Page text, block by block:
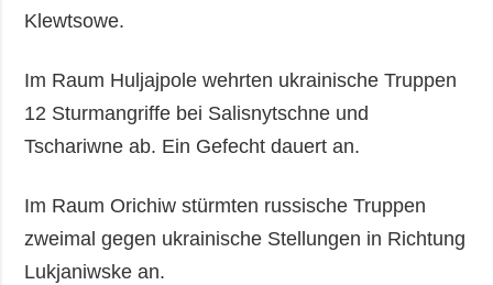
Klewtsowe.
Im Raum Huljajpole wehrten ukrainische Truppen
12 Sturmangriffe bei Salisnytschne und
Tschariwne ab. Ein Gefecht dauert an.
Im Raum Orichiw stürmten russische Truppen
zweimal gegen ukrainische Stellungen in Richtung
Lukjaniwske an.